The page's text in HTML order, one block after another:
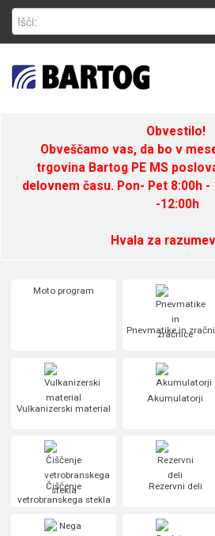
Obvestilo!
Obveščamo vas, da bo v
trgovina Bartog PE MS
delovnem času. Pon- Pet 8:00h -
-12:00h
Hvala za
Moto program
Pnevmatike in
Vulkanizerski material
Akumulatorji
Čiščenje
vetrobranskega stekla
Rezervni deli